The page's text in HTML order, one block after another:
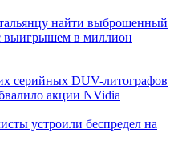
найти выброшенный
выигрышем в миллион
серийных DUV-литографов
акции NVidia
устроили беспредел на